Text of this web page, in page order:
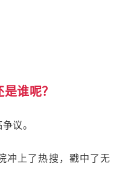
谁呢？
议。
冲上了热搜，戳中了无